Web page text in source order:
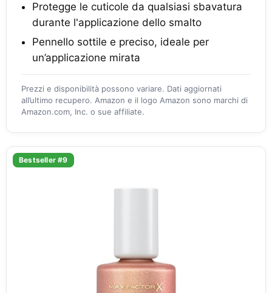
Protegge le cuticole da qualsiasi sbavatura
durante l'applicazione dello smalto
Pennello sottile e preciso, ideale per
un’applicazione mirata
Prezzi e disponibilità possono variare. Dati aggiornati
all’ultimo recupero. Amazon e il logo Amazon sono marchi di
Amazon.com, Inc. o sue affiliate.
Bestseller #9